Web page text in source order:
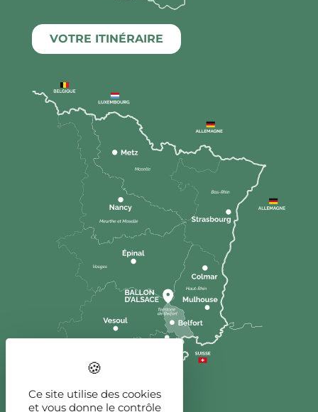
VOTRE ITINÉRAIRE
Ce site utilise des cookies
et vous donne le contrôle